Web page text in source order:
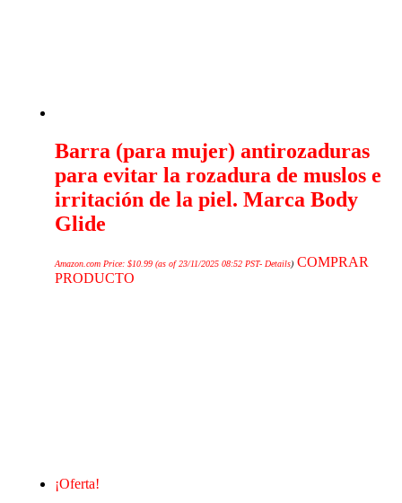
Barra (para mujer) antirozaduras
para evitar la rozadura de muslos e
irritación de la piel. Marca Body
Glide
Amazon.com Price:$10.99 (as of 23/11/2025 08:52 PST- Details) COMPRAR
PRODUCTO
¡Oferta!